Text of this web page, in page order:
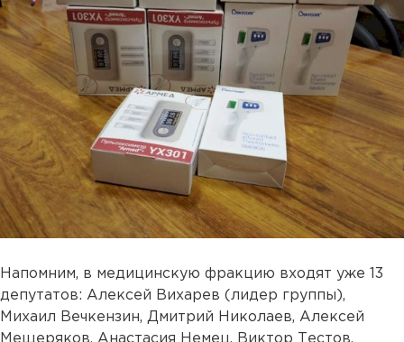
Напомним, в медицинскую фракцию входят уже 13
депутатов: Алексей Вихарев (лидер группы),
Михаил Вечкензин, Дмитрий Николаев, Алексей
Мещеряков, Анастасия Немец, Виктор Тестов,